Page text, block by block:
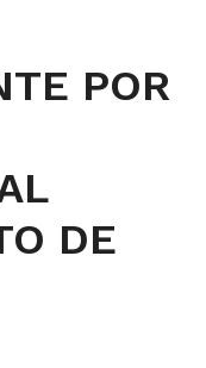
POR
DE